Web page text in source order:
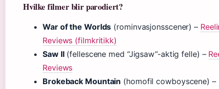
Hvilke filmer blir parodiert?
War of the Worlds (rominvasjonsscener) –
Reviews (filmkritikk)
Saw II(fellescene med “Jigsaw”-aktig felle) –
Reviews
Brokeback Mountain (homofil cowboyscene) –